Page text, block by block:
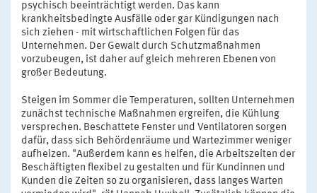
psychisch beeinträchtigt werden. Das kann
krankheitsbedingte Ausfälle oder gar Kündigungen nach
sich ziehen - mit wirtschaftlichen Folgen für das
Unternehmen. Der Gewalt durch Schutzmaßnahmen
vorzubeugen, ist daher auf gleich mehreren Ebenen von
großer Bedeutung.
Steigen im Sommer die Temperaturen, sollten Unternehmen
zunächst technische Maßnahmen ergreifen, die Kühlung
versprechen. Beschattete Fenster und Ventilatoren sorgen
dafür, dass sich Behördenräume und Wartezimmer weniger
aufheizen. "Außerdem kann es helfen, die Arbeitszeiten der
Beschäftigten flexibel zu gestalten und für Kundinnen und
Kunden die Zeiten so zu organisieren, dass langes Warten